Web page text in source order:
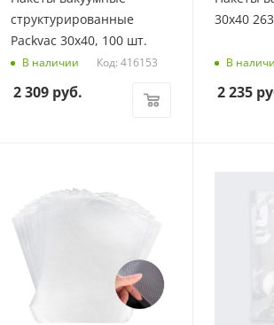
структурированные
Packvac 30х40, 100 шт.
В наличии Код: 416153
2 309руб.
30х40
В
2 235